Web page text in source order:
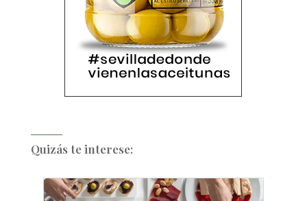
Quizás te interese: